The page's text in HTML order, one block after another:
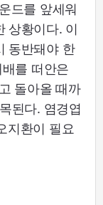
드를 앞세워
상황이다. 이
동반돼야 한
를 떠안은
돌아올 때까
된다. 염경엽
지환이 필요